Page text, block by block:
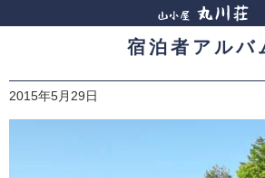
宿泊者アルバ
2015年5月29日